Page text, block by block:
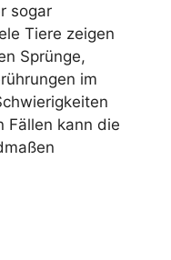
sogar
Tiere zeigen
Sprünge,
im
Fällen kann die